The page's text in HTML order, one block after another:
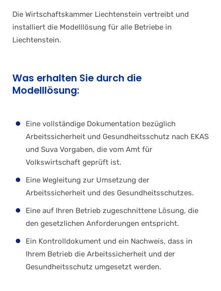
Die Wirtschaftskammer Liechtenstein vertreibt und
installiert die Modelllösung für alle Betriebe in
Liechtenstein.
Was erhalten Sie durch die
Modelllösung:
Eine vollständige Dokumentation bezüglich
Arbeitssicherheit und Gesundheitsschutz nach EKAS
und Suva Vorgaben, die vom Amt für
Volkswirtschaft geprüft ist.
Eine Wegleitung zur Umsetzung der
Arbeitssicherheit und des Gesundheitsschutzes.
Eine auf Ihren Betrieb zugeschnittene Lösung, die
den gesetzlichen Anforderungen entspricht.
Ein Kontrolldokument und ein Nachweis, dass in
Ihrem Betrieb die Arbeitssicherheit und der
Gesundheitsschutz umgesetzt werden.